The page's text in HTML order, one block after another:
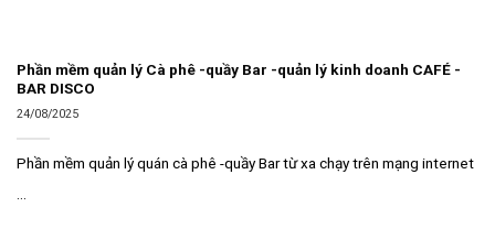
Phần mềm quản lý Cà phê -quầy Bar -quản lý kinh doanh CAFÉ -
BAR DISCO
24/08/2025
Phần mềm quản lý quán cà phê -quầy Bar từ xa chạy trên mạng internet